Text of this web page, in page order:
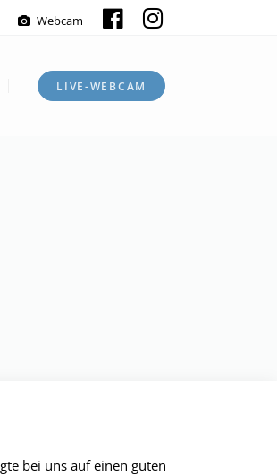
Webcam
LIVE-WEBCAM
bei uns auf einen guten